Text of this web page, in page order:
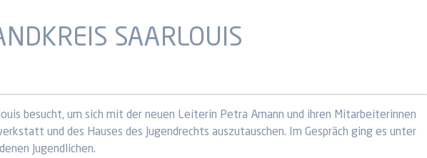
SAARLOUIS
besucht, um sich mit der neuen Leiterin Petra Amann und ihren Mitarbeiterinnen
und des Hauses des Jugendrechts auszutauschen. Im Gespräch ging es unter
Jugendlichen.